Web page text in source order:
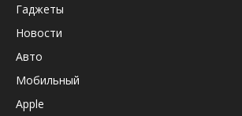
Гаджеты
Новости
Авто
Мобильный
Apple